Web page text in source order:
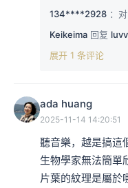
134****2928 ：
Keikeima 回复
展开 1 条评论
ada huang
2025-11-14 14:20:51
聽音樂，越是搞這
生物學家無法簡單
片葉的紋理是屬於